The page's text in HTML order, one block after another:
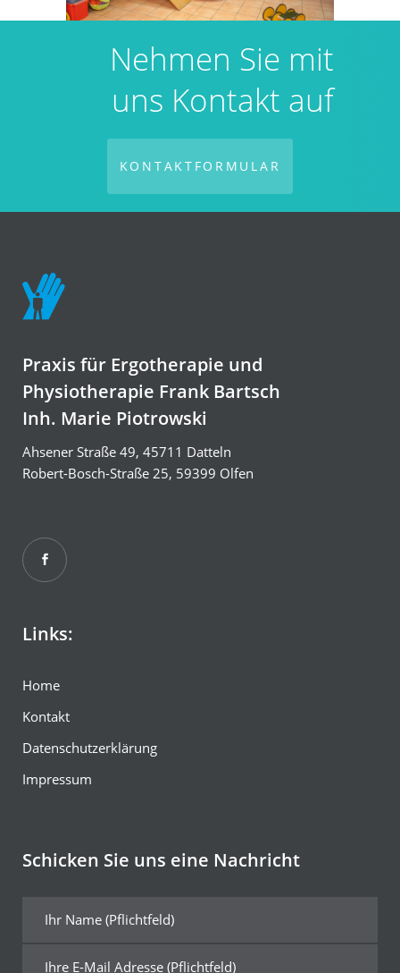
Nehmen Sie mit
uns Kontakt auf
KONTAKTFORMULAR
Praxis für Ergotherapie und
Physiotherapie Frank Bartsch
Inh. Marie Piotrowski
Ahsener Straße 49, 45711 Datteln
Robert-Bosch-Straße 25, 59399 Olfen
Links:
Home
Kontakt
Datenschutzerklärung
Impressum
Schicken Sie uns eine Nachricht